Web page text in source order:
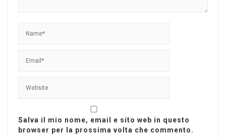
Salva il mio nome, email e sito web in questo
browser per la prossima volta che commento.